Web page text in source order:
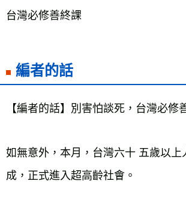
台灣必修善終課
編者的話
【編者的話】別害怕談死，台灣必修
如無意外，本月，台灣六十 五歲以上
成，正式進入超高齡社會。